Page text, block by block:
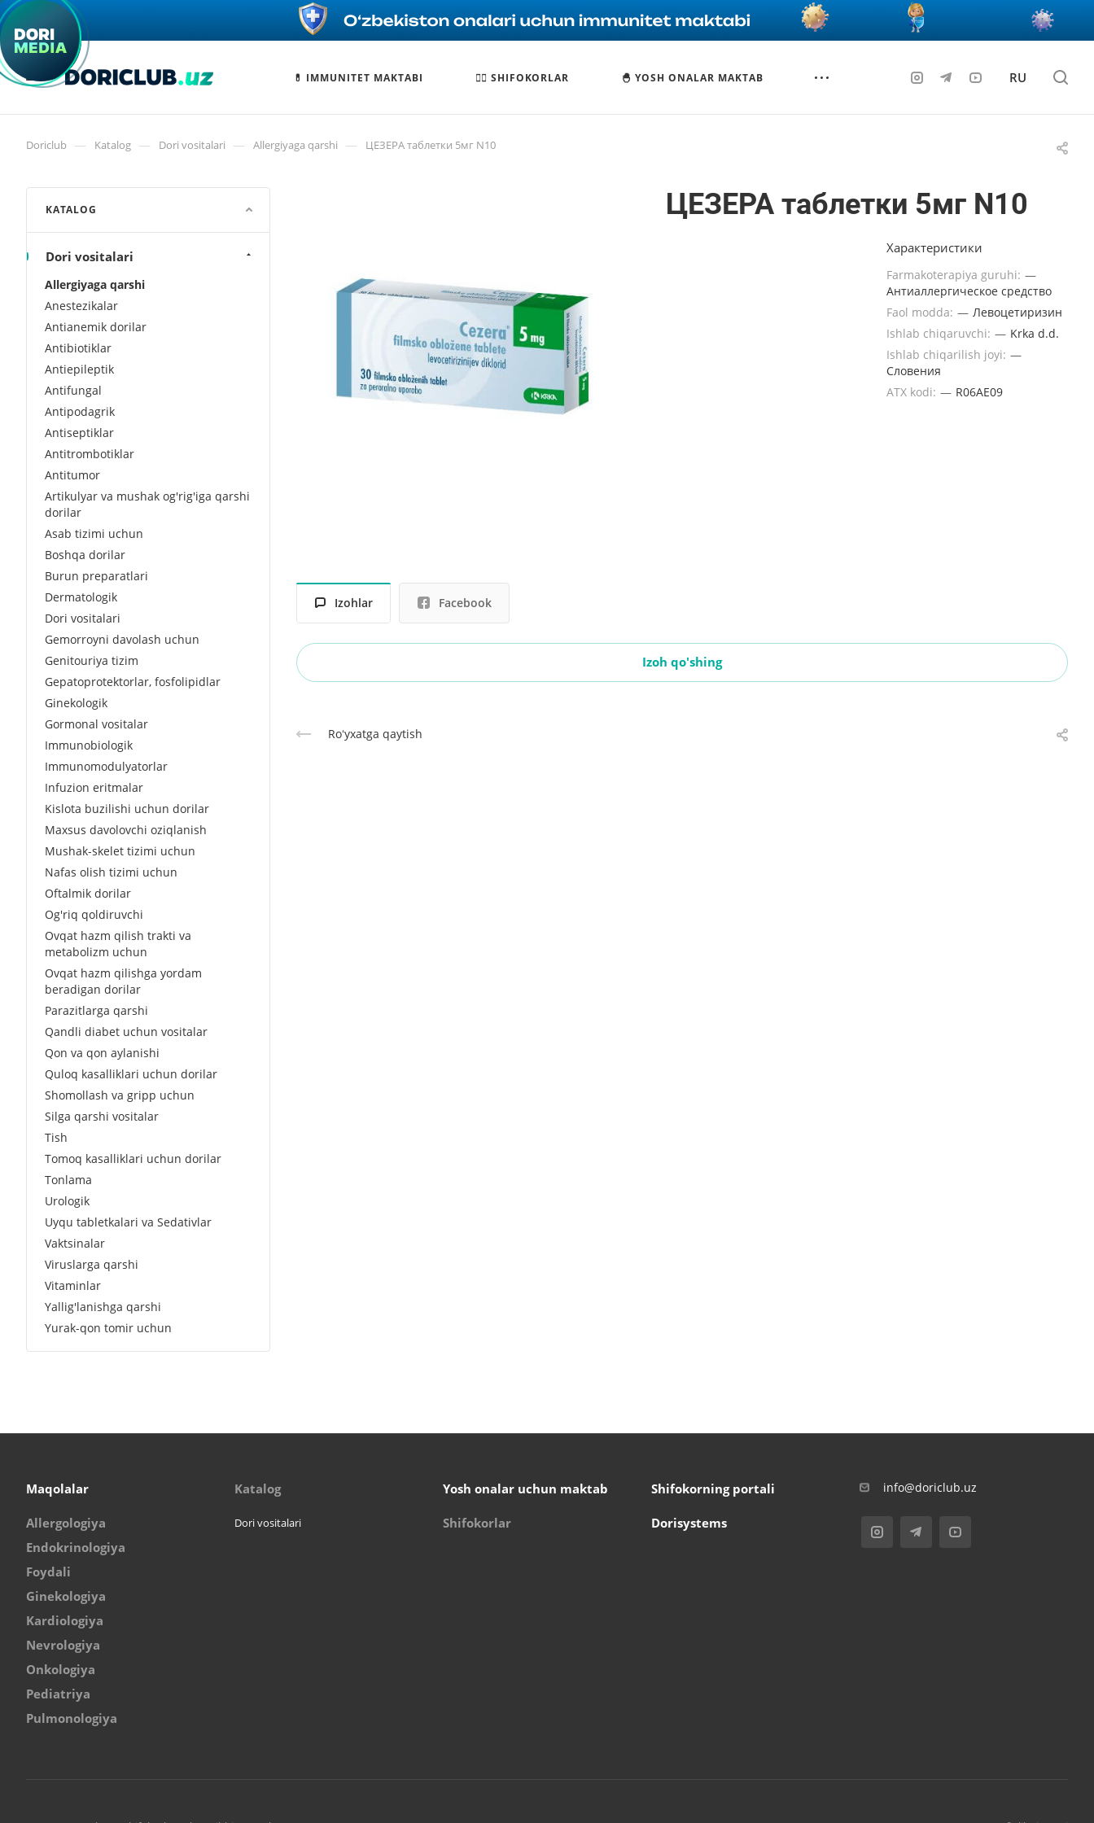
💊 IMMUNITET MAKTABI 🧑‍⚕️ SHIFOKORLAR 🐣 YOSH ONALAR MAKTAB RU
Doriclub — Katalog — Dori vositalari — Allergiyaga qarshi — ЦЕЗЕРА таблетки 5мг N10
ЦЕЗЕРА таблетки 5мг N10
Характеристики
Farmakoterapiya guruhi: —
Антиаллергическое средство
Faol modda: — Левоцетиризин
Ishlab chiqaruvchi: — Krka d.d.
Ishlab chiqarilish joyi: —
Словения
ATX kodi: — R06AE09
Izohlar Facebook
Izoh qo'shing
Roʻyxatga qaytish
KATALOG
Dori vositalari
Allergiyaga qarshi
Anestezikalar
Antianemik dorilar
Antibiotiklar
Antiepileptik
Antifungal
Antipodagrik
Antiseptiklar
Antitrombotiklar
Antitumor
Artikulyar va mushak og'rig'iga qarshi
dorilar
Asab tizimi uchun
Boshqa dorilar
Burun preparatlari
Dermatologik
Dori vositalari
Gemorroyni davolash uchun
Genitouriya tizim
Gepatoprotektorlar, fosfolipidlar
Ginekologik
Gormonal vositalar
Immunobiologik
Immunomodulyatorlar
Infuzion eritmalar
Kislota buzilishi uchun dorilar
Maxsus davolovchi oziqlanish
Mushak-skelet tizimi uchun
Nafas olish tizimi uchun
Oftalmik dorilar
Og'riq qoldiruvchi
Ovqat hazm qilish trakti va
metabolizm uchun
Ovqat hazm qilishga yordam
beradigan dorilar
Parazitlarga qarshi
Qandli diabet uchun vositalar
Qon va qon aylanishi
Quloq kasalliklari uchun dorilar
Shomollash va gripp uchun
Silga qarshi vositalar
Tish
Tomoq kasalliklari uchun dorilar
Tonlama
Urologik
Uyqu tabletkalari va Sedativlar
Vaktsinalar
Viruslarga qarshi
Vitaminlar
Yallig'lanishga qarshi
Yurak-qon tomir uchun
Maqolalar
Allergologiya
Endokrinologiya
Foydali
Ginekologiya
Kardiologiya
Nevrologiya
Onkologiya
Pediatriya
Pulmonologiya
Katalog
Dori vositalari
Yosh onalar uchun maktab
Shifokorlar
Shifokorning portali
Dorisystems
info@doriclub.uz